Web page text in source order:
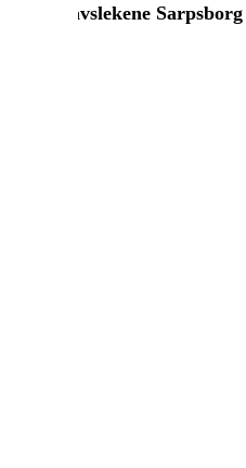
Olavslekene Sarpsborg